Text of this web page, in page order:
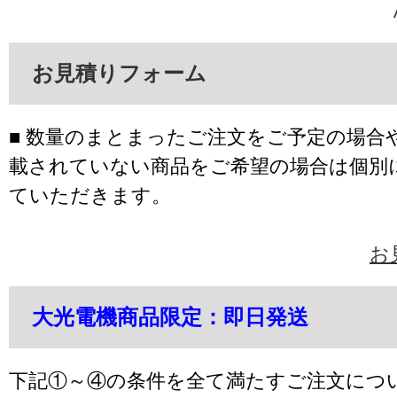
お見積りフォーム
■ 数量のまとまったご注文をご予定の場合
載されていない商品をご希望の場合は個別
ていただきます。
お
大光電機商品限定：即日発送
下記①～④の条件を全て満たすご注文につ